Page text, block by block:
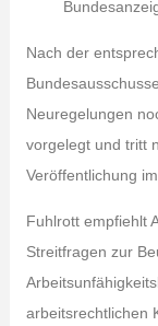
Nach der
Neuregelungen
vorgelegt und tritt
Veröffentlichung
Fuhlrott empfiehlt
Streitfragen zur
arbeitsrechtlichen